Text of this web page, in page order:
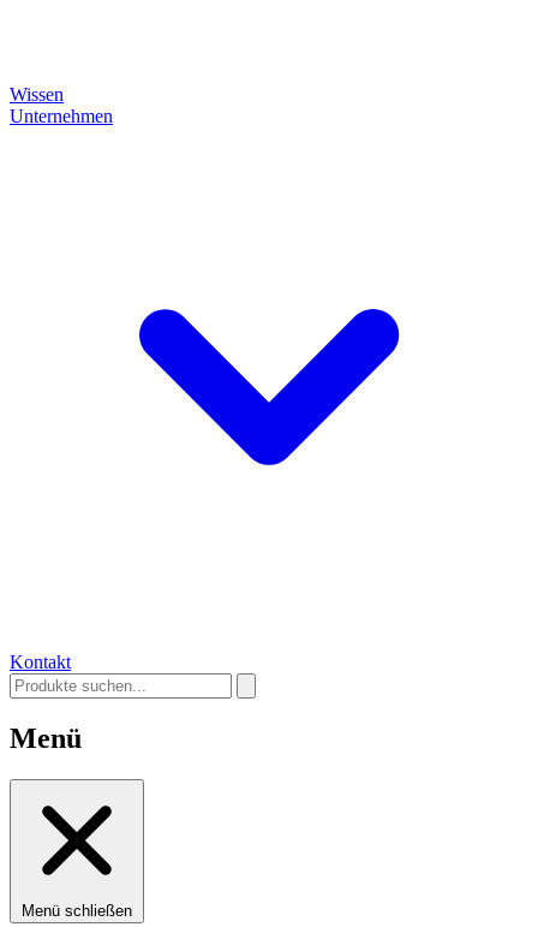
Wissen
Unternehmen
Kontakt
Menü
Menü schließen